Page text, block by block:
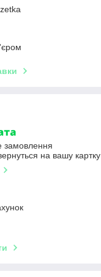
замовлення
на вашу картку